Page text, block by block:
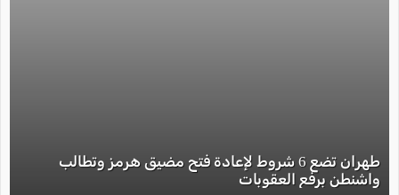
طهران تضع 6 شروط لإعادة فتح مضيق هرمز وتطالب
واشنطن برفع العقوبات